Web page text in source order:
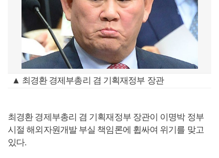
▲ 최경환 경제부총리 겸 기획재정부 장관
최경환 경제부총리 겸 기획재정부 장관이 이명박 정부
시절 해외자원개발 부실 책임론에 휩싸여 위기를 맞고
있다.